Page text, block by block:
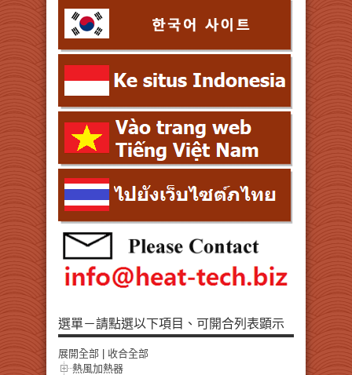
選單－請點選以下項目、可開合列表顕示
展開全部 | 收合全部
熱風加熱器